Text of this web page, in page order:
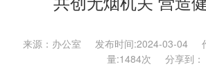
来源：办公室 发布时间:2024-03-04
量:1484次 分享到：